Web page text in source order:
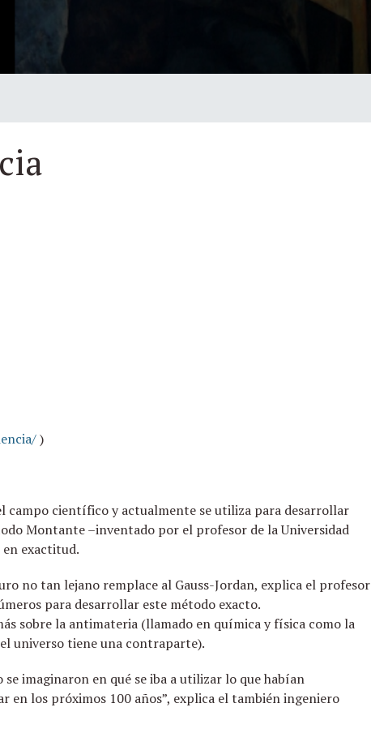
)
campo científico y actualmente se utiliza para desarrollar
Montante –inventado por el profesor de la Universidad
exactitud.
no tan lejano remplace al Gauss-Jordan, explica el profesor
para desarrollar este método exacto.
sobre la antimateria (llamado en química y física como la
universo tiene una contraparte).
se imaginaron en qué se iba a utilizar lo que habían
en los próximos 100 años”, explica el también ingeniero